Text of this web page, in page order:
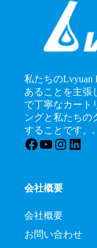
私たちのLvyuan
あることを主張
で丁寧なカート
ングと私たちの
することです。.
フェイスブックユーチューブインスタグラム
会社概要
会社概要
お問い合わせ